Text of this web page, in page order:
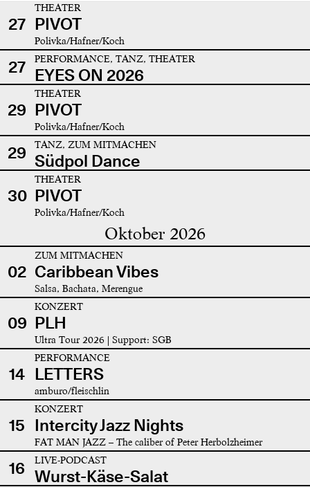
27
THEATER
PIVOT
Polivka/Hafner/Koch
27 PERFORMANCE, TANZ, THEATER
EYES ON 2026
29
THEATER
PIVOT
Polivka/Hafner/Koch
29 TANZ, ZUM MITMACHEN
Südpol Dance
30
THEATER
PIVOT
Polivka/Hafner/Koch
Oktober 2026
02
ZUM MITMACHEN
Caribbean Vibes
Salsa, Bachata, Merengue
09
KONZERT
PLH
Ultra Tour 2026 | Support: SGB
14
PERFORMANCE
LETTERS
amburo/fleischlin
15
KONZERT
Intercity Jazz Nights
FAT MAN JAZZ – The caliber of Peter Herbolzheimer
16 LIVE-PODCAST
Wurst-Käse-Salat